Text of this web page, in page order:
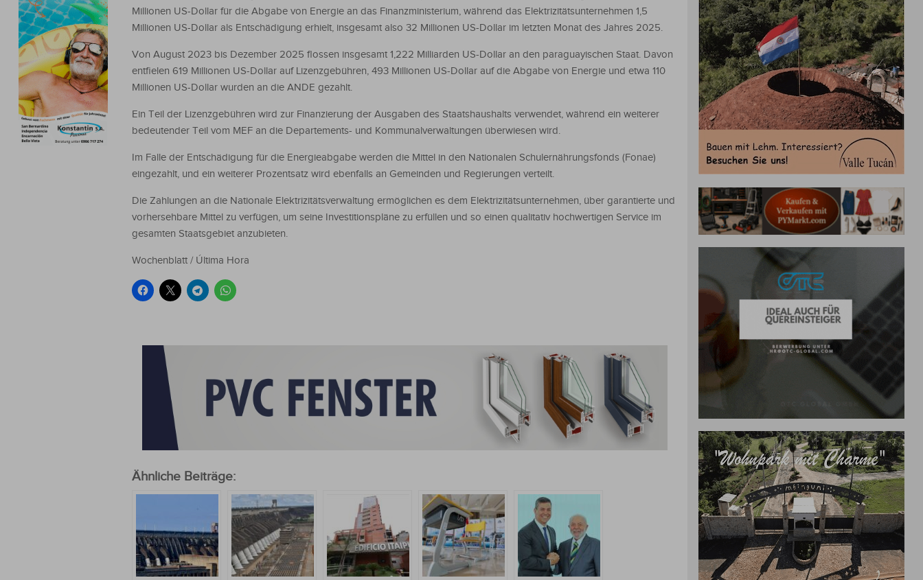
Millionen US-Dollar für die Abgabe von Energie an das Finanzministerium, während das Elektrizitätsunternehmen 1,5
Millionen US-Dollar als Entschädigung erhielt, insgesamt also 32 Millionen US-Dollar im letzten Monat des Jahres 2025.
Von August 2023 bis Dezember 2025 flossen insgesamt 1,222 Milliarden US-Dollar an den paraguayischen Staat. Davon
entfielen 619 Millionen US-Dollar auf Lizenzgebühren, 493 Millionen US-Dollar auf die Abgabe von Energie und etwa 110
Millionen US-Dollar wurden an die ANDE gezahlt.
Ein Teil der Lizenzgebühren wird zur Finanzierung der Ausgaben des Staatshaushalts verwendet, während ein weiterer
bedeutender Teil vom MEF an die Departements- und Kommunalverwaltungen überwiesen wird.
Im Falle der Entschädigung für die Energieabgabe werden die Mittel in den Nationalen Schulernährungsfonds (Fonae)
eingezahlt, und ein weiterer Prozentsatz wird ebenfalls an Gemeinden und Regierungen verteilt.
Die Zahlungen an die Nationale Elektrizitätsverwaltung ermöglichen es dem Elektrizitätsunternehmen, über garantierte und
vorhersehbare Mittel zu verfügen, um seine Investitionspläne zu erfüllen und so einen qualitativ hochwertigen Service im
gesamten Staatsgebiet anzubieten.
Wochenblatt / Última Hora
Ähnliche Beiträge: